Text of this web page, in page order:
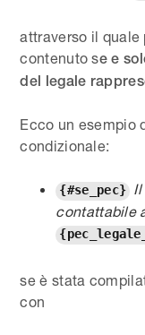
attraverso il quale
contenuto se e
del legale
Ecco un esempio
condizionale:
{#se_pec} Il
contattabile
se è stata
con